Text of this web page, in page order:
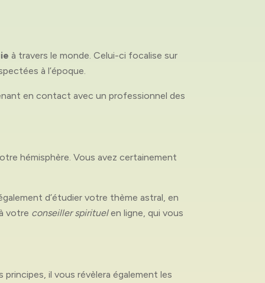
à travers le monde. Celui-ci focalise sur
à l’époque.
en contact avec un professionnel des
hémisphère. Vous avez certainement
d’étudier votre thème astral, en
votre conseiller spirituelen ligne, qui vous
principes, il vous révèlera également les